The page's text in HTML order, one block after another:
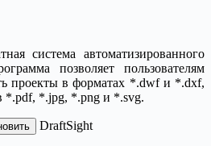
система автоматизированного
позволяет пользователям
проекты в форматах *.dwf и *.dxf,
*.pdf, *.jpg, *.png и *.svg.
DraftSight